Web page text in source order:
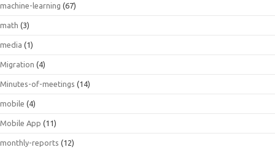
machine-learning (67)
math (3)
media (1)
Migration (4)
Minutes-of-meetings (14)
mobile (4)
Mobile App (11)
monthly-reports (12)